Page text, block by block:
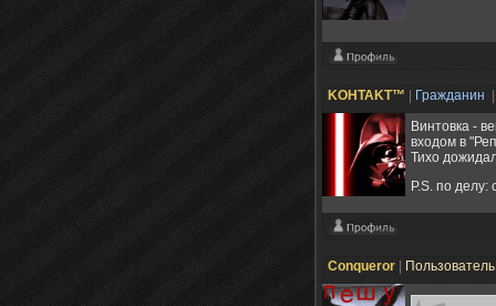
KOHTAKT™ Гражданин
Винтовка -
входом в
Тихо
P.S. по делу:
Conqueror